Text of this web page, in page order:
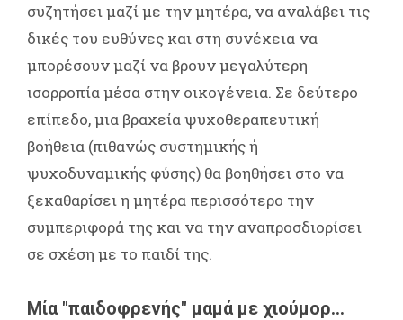
συζητήσει μαζί με την μητέρα, να αναλάβει τις
δικές του ευθύνες και στη συνέχεια να
μπορέσουν μαζί να βρουν μεγαλύτερη
ισορροπία μέσα στην οικογένεια. Σε δεύτερο
επίπεδο, μια βραχεία ψυχοθεραπευτική
βοήθεια (πιθανώς συστημικής ή
ψυχοδυναμικής φύσης) θα βοηθήσει στο να
ξεκαθαρίσει η μητέρα περισσότερο την
συμπεριφορά της και να την αναπροσδιορίσει
σε σχέση με το παιδί της.
Μία "παιδοφρενής" μαμά με χιούμορ...